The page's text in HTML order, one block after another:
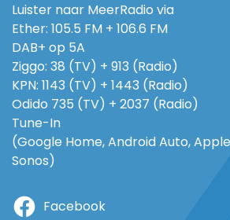
Luister naar MeerRadio via
Ether: 105.5 FM + 106.6 FM
DAB+ op 5A
Ziggo: 38 (TV) + 913 (Radio)
KPN: 1143 (TV) + 1443 (Radio)
Odido 735 (TV) + 2037 (Radio)
Tune-In
(Google Home, Android Auto,
Sonos)
Facebook